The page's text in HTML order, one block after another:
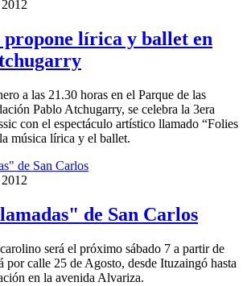
propone lírica y ballet en
a las 21.30 horas en el Parque de las
Pablo Atchugarry, se celebra la 3era
con el espectáculo artístico llamado “Folies
música lírica y el ballet.
de San Carlos
será el próximo sábado 7 a partir de
por calle 25 de Agosto, desde Ituzaingó hasta
en la avenida Alvariza.